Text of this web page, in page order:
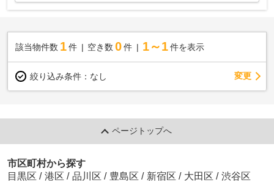
該当物件数 1件 空き数 0 件 1～1 件を表示
絞り込み条件： なし 変更
ページトップへ
市区町村から探す
目黒区 / 港区 / 品川区 / 豊島区 / 新宿区 / 大田区 / 渋谷区